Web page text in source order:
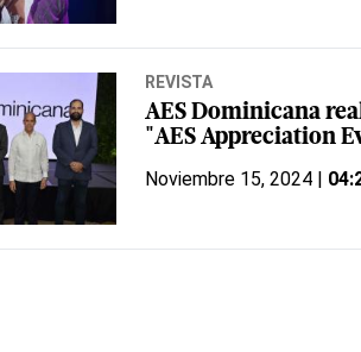
REVISTA
AES Dominicana
"AES Appreciation
Noviembre 15, 2024 |